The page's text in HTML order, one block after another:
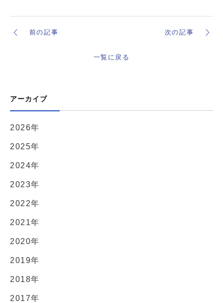
前の記事
一覧に戻る
次の記事
アーカイブ
2026年
2025年
2024年
2023年
2022年
2021年
2020年
2019年
2018年
2017年